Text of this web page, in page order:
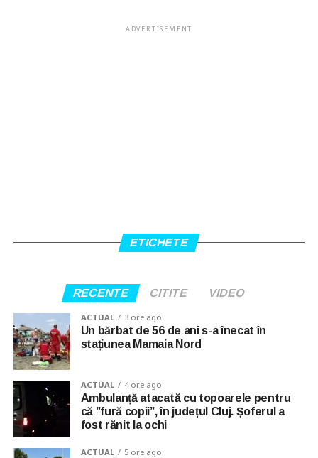
ADVERTISEMENT
ETICHETE
RECENTE CITITE VIDEO
ACTUAL 3 ore ago
Un bărbat de 56 de ani s-a înecat în
stațiunea Mamaia Nord
ACTUAL 4 ore ago
Ambulanță atacată cu topoarele pentru
că ”fură copii”, în județul Cluj. Șoferul a
fost rănit la ochi
ACTUAL 5 ore ago